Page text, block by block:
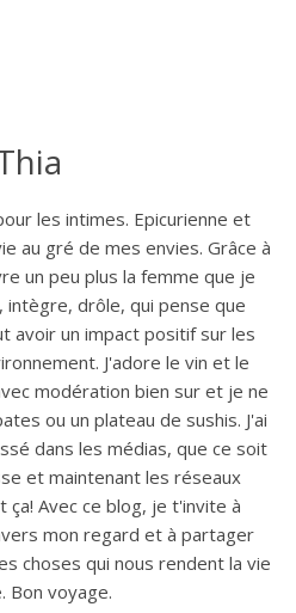
les intimes. Epicurienne et
au gré de mes envies. Grâce à
un peu plus la femme que je
intègre, drôle, qui pense que
avoir un impact positif sur les
J'adore le vin et le
modération bien sur et je ne
ou un plateau de sushis. J'ai
dans les médias, que ce soit
et maintenant les réseaux
ça! Avec ce blog, je t'invite à
mon regard et à partager
choses qui nous rendent la vie
Bon voyage.